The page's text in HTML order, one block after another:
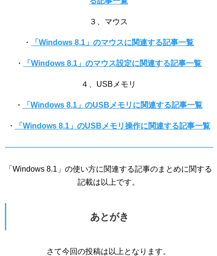
３、マウス
・ 「Windows 8.1」のマウスに関連する記事一覧
・ 「Windows 8.1」のマウス設定に関連する記事一覧
４、USBメモリ
・ 「Windows 8.1」のUSBメモリに関連する記事一覧
・ 「Windows 8.1」のUSBメモリ操作に関連する記事一覧
「Windows 8.1」の使い方に関連する記事のまとめに関する
記載は以上です。
あとがき
さて今回の投稿は以上となります。